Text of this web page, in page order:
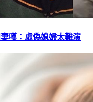
嘆：虛偽媳婦太難演